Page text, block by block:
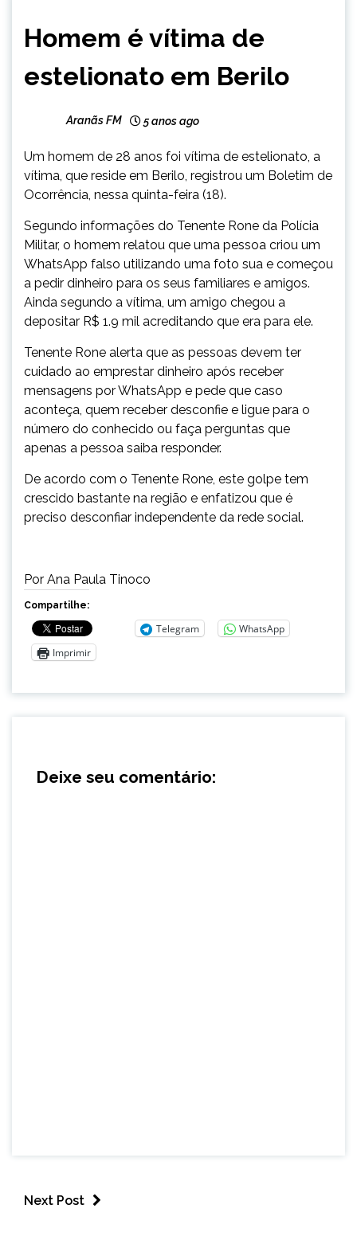
MINAS
NOTÍCIAS
Homem é vítima de
estelionato em Berilo
Aranãs FM 5 anos ago
Um homem de 28 anos foi vítima de estelionato, a
vítima, que reside em Berilo, registrou um Boletim de
Ocorrência, nessa quinta-feira (18).
Segundo informações do Tenente Rone da Polícia
Militar, o homem relatou que uma pessoa criou um
WhatsApp falso utilizando uma foto sua e começou
a pedir dinheiro para os seus familiares e amigos.
Ainda segundo a vítima, um amigo chegou a
depositar R$ 1.9 mil acreditando que era para ele.
Tenente Rone alerta que as pessoas devem ter
cuidado ao emprestar dinheiro após receber
mensagens por WhatsApp e pede que caso
aconteça, quem receber desconfie e ligue para o
número do conhecido ou faça perguntas que
apenas a pessoa saiba responder.
De acordo com o Tenente Rone, este golpe tem
crescido bastante na região e enfatizou que é
preciso desconfiar independente da rede social.
Por Ana Paula Tinoco
Compartilhe:
Telegram
WhatsApp
Imprimir
Deixe seu comentário:
Next Post